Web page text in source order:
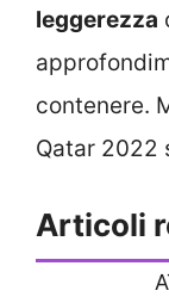
leggerezza
contenere.
Qatar 2022
Articoli